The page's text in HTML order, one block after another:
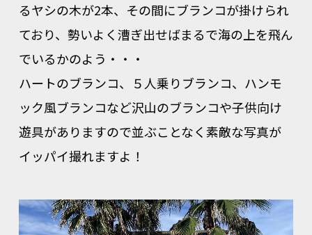
るヤシの木が2本、その間にブランコが掛けられ
ており、勢いよく漕ぎ出せばまるで海の上を飛ん
でいるかのよう・・・
ハートのブランコ、５人乗りブランコ、ハンモ
ック風ブランコなど沢山のブランコや子供向け
遊具がありますので並ぶことなく素敵な写真が
イッパイ撮れますよ！